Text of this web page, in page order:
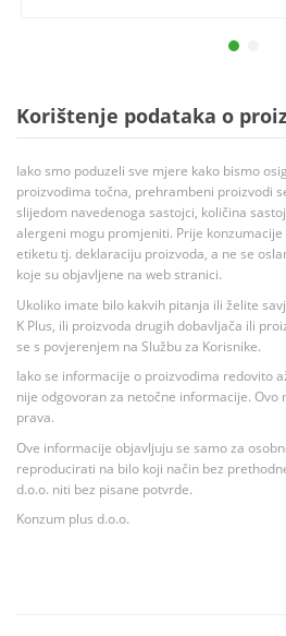
Korištenje podataka o
Iako smo poduzeli sve mjere kako bismo
proizvodima točna, prehrambeni proizvodi
slijedom navedenoga sastojci, količina
alergeni mogu promjeniti. Prije
etiketu tj. deklaraciju proizvoda, a ne se
koje su objavljene na web stranici.
Ukoliko imate bilo kakvih pitanja ili želite
K Plus, ili proizvoda drugih dobavljača ili
se s povjerenjem na Službu za Korisnike.
Iako se informacije o proizvodima redovito
nije odgovoran za netočne informacije. Ovo
prava.
Ove informacije objavljuju se samo za
reproducirati na bilo koji način bez
d.o.o. niti bez pisane potvrde.
Konzum plus d.o.o.